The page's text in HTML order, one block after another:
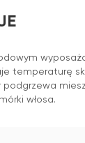
temperaturę
podgrzewa
włosa.